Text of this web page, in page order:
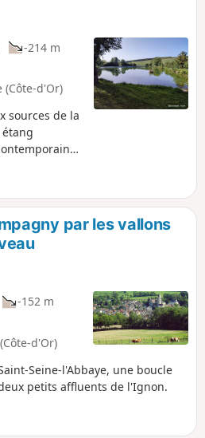
-214 m
(Côte-d'Or)
sources de la
par les vallons
-152 m
d'Or)
Seine-l'Abbaye, une boucle
petits affluents de l'Ignon.